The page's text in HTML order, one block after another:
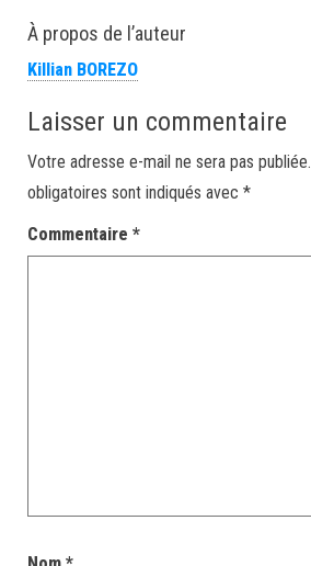
À propos de l’auteur
Killian BOREZO
Laisser un commentaire
Votre adresse e-mail ne sera pas publiée.
obligatoires sont indiqués avec *
Commentaire *